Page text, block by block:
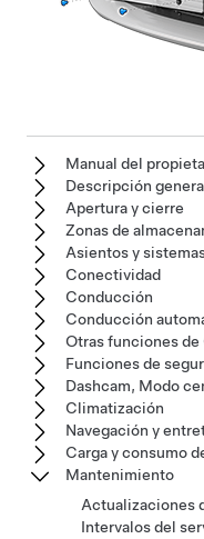
Manual del
Descripción
Apertura y cierre
Zonas de
Asientos y
Conectividad
Conducción
Conducción
Otras funciones
Funciones de
Dashcam, Modo
Climatización
Navegación y
Carga y consumo
Mantenimiento
Actualizaciones
Intervalos del